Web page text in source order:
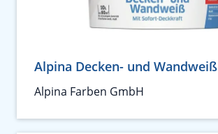
Alpina Decken- und Wandweiß
Alpina Farben GmbH